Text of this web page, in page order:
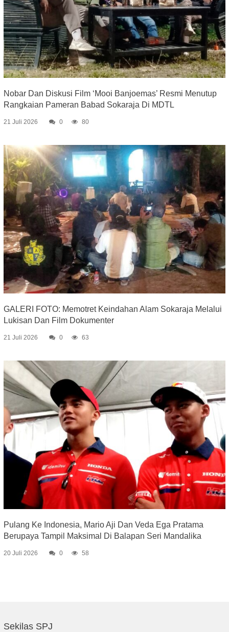
Nobar Dan Diskusi Film ‘Mooi Banjoemas’ Resmi Menutup
Rangkaian Pameran Babad Sokaraja Di MDTL
21 Juli 2026 0 80
GALERI FOTO: Memotret Keindahan Alam Sokaraja Melalui
Lukisan Dan Film Dokumenter
21 Juli 2026 0 63
Pulang Ke Indonesia, Mario Aji Dan Veda Ega Pratama
Berupaya Tampil Maksimal Di Balapan Seri Mandalika
20 Juli 2026 0 58
Sekilas SPJ